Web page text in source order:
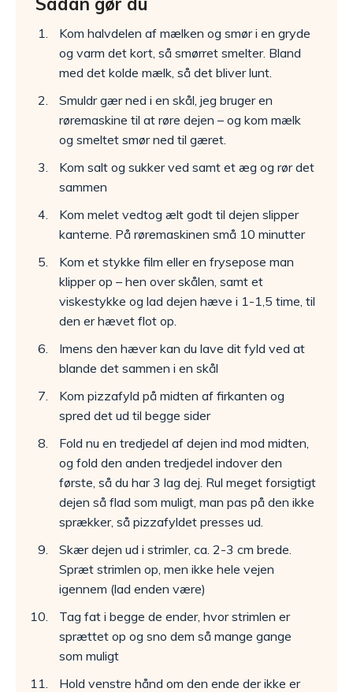
Kom halvdelen af mælken og smør i en gryde
og varm det kort, så smørret smelter. Bland
med det kolde mælk, så det bliver lunt.
Smuldr gær ned i en skål, jeg bruger en
røremaskine til at røre dejen – og kom mælk
og smeltet smør ned til gæret.
Kom salt og sukker ved samt et æg og rør det
sammen
Kom melet vedtog ælt godt til dejen slipper
kanterne. På røremaskinen små 10 minutter
Kom et stykke film eller en frysepose man
klipper op – hen over skålen, samt et
viskestykke og lad dejen hæve i 1-1,5 time, til
den er hævet flot op.
Imens den hæver kan du lave dit fyld ved at
blande det sammen i en skål
Kom pizzafyld på midten af firkanten og
spred det ud til begge sider
Fold nu en tredjedel af dejen ind mod midten,
og fold den anden tredjedel indover den
første, så du har 3 lag dej. Rul meget forsigtigt
dejen så flad som muligt, man pas på den ikke
sprækker, så pizzafyldet presses ud.
Skær dejen ud i strimler, ca. 2-3 cm brede.
Spræt strimlen op, men ikke hele vejen
igennem (lad enden være)
Tag fat i begge de ender, hvor strimlen er
sprættet op og sno dem så mange gange
som muligt
Hold venstre hånd om den ende der ikke er